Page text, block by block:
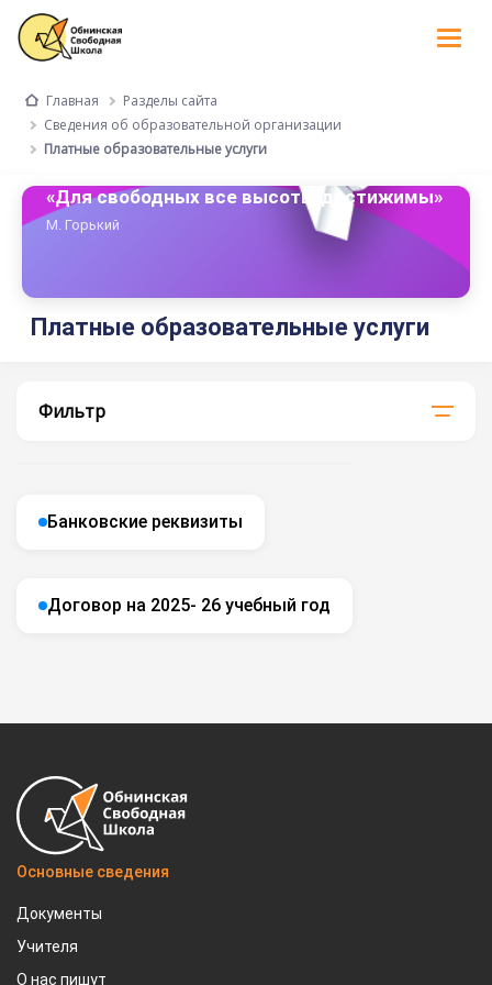
Главная
Разделы сайта
Сведения об образовательной организации
Платные образовательные услуги
«Для свободных все высоты достижимы»
М. Горький
Платные образовательные услуги
Фильтр
Банковские реквизиты
Договор на 2025- 26 учебный год
Основные сведения
Документы
Учителя
О нас пишут